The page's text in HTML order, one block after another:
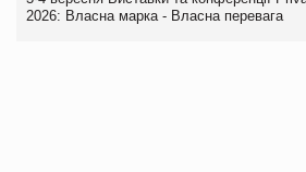
2026: Власна марка - Власна перевага